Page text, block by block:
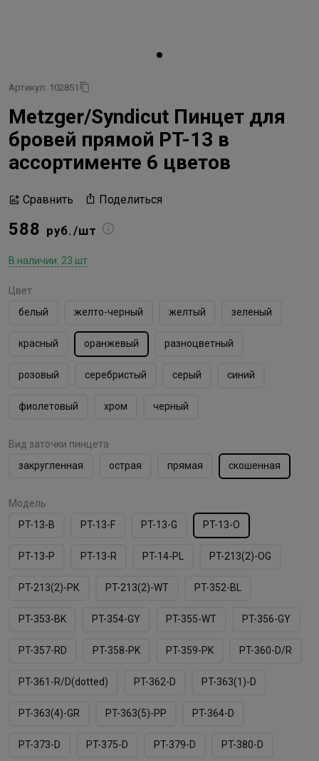
Артикул: 102851
Metzger/Syndicut Пинцет для
бровей прямой PT-13 в
ассортименте 6 цветов
Сравнить Поделиться
588 руб./шт
В наличии: 23 шт
Цвет
белый
желто-черный желтый зеленый
красный оранжевый разноцветный
розовый серебристый серый синий
фиолетовый хром черный
Вид заточки пинцета
закругленная
острая прямая скошенная
Модель
PT-13-B
PT-13-F PT-13-G PT-13-O
PT-13-P PT-13-R PT-14-PL PT-213(2)-OG
PT-213(2)-PК PT-213(2)-WT PT-352-BL
PT-353-BK PT-354-GY PT-355-WT PT-356-GY
PT-357-RD PT-358-PK PT-359-PK PT-360-D/R
PT-361-R/D(dotted) PT-362-D PT-363(1)-D
PT-363(4)-GR PT-363(5)-PP PT-364-D
PT-373-D PT-375-D PT-379-D PT-380-D